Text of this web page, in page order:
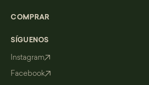
COMPRAR
SÍGUENOS
Instagram
Facebook